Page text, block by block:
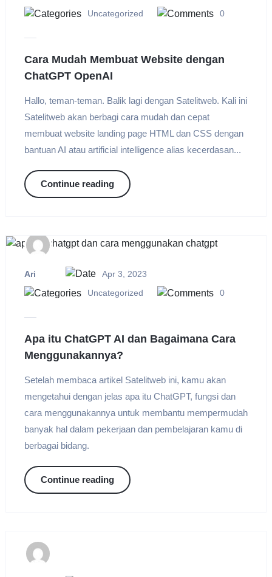
Uncategorized
0
Cara Mudah Membuat Website dengan
ChatGPT OpenAI
Hallo, teman-teman. Balik lagi dengan Satelitweb. Kali ini
Satelitweb akan berbagi cara mudah dan cepat
membuat website landing page HTML dan CSS dengan
bantuan AI atau artificial intelligence alias kecerdasan...
Continue reading
Ari
Apr 3, 2023
Uncategorized
0
Apa itu ChatGPT AI dan Bagaimana Cara
Menggunakannya?
Setelah membaca artikel Satelitweb ini, kamu akan
mengetahui dengan jelas apa itu ChatGPT, fungsi dan
cara menggunakannya untuk membantu mempermudah
banyak hal dalam pekerjaan dan pembelajaran kamu di
berbagai bidang.
Continue reading